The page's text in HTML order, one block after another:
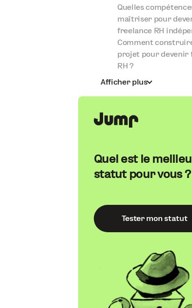
Quelles
maîtriser pour
freelance RH
Comment
projet pour devenir
RH ?
Afficher plus
Quel est le
statut pour vous ?
Tester mon statut